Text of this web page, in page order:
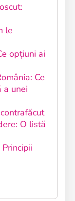
le
opțiuni ai
Ce
a unei
O listă